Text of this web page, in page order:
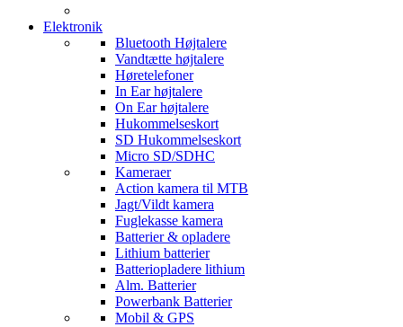
Elektronik
Bluetooth Højtalere
Vandtætte højtalere
Høretelefoner
In Ear højtalere
On Ear højtalere
Hukommelseskort
SD Hukommelseskort
Micro SD/SDHC
Kameraer
Action kamera til MTB
Jagt/Vildt kamera
Fuglekasse kamera
Batterier & opladere
Lithium batterier
Batteriopladere lithium
Alm. Batterier
Powerbank Batterier
Mobil & GPS